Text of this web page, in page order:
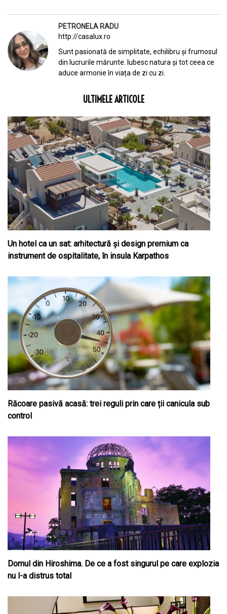
PETRONELA RADU
http://casalux.ro
Sunt pasionată de simplitate, echilibru și frumosul
din lucrurile mărunte. Iubesc natura și tot ceea ce
aduce armonie în viața de zi cu zi.
ULTIMELE ARTICOLE
Un hotel ca un sat: arhitectură și design premium ca
instrument de ospitalitate, în insula Karpathos
Răcoare pasivă acasă: trei reguli prin care ții canicula sub
control
Domul din Hiroshima. De ce a fost singurul pe care explozia
nu l-a distrus total